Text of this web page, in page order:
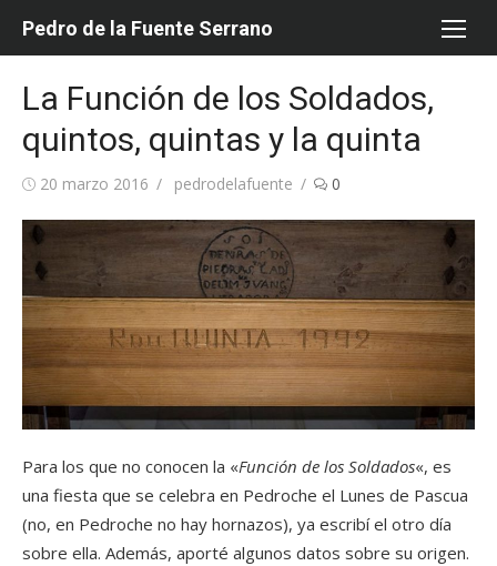
Pedro de la Fuente Serrano
La Función de los Soldados,
quintos, quintas y la quinta
Publicada
20 marzo 2016 Autor
pedrodelafuente 0
Para los que no conocen la «Función de los Soldados«, es
una fiesta que se celebra en Pedroche el Lunes de Pascua
(no, en Pedroche no hay hornazos), ya escribí el otro día
sobre ella. Además, aporté algunos datos sobre su origen.